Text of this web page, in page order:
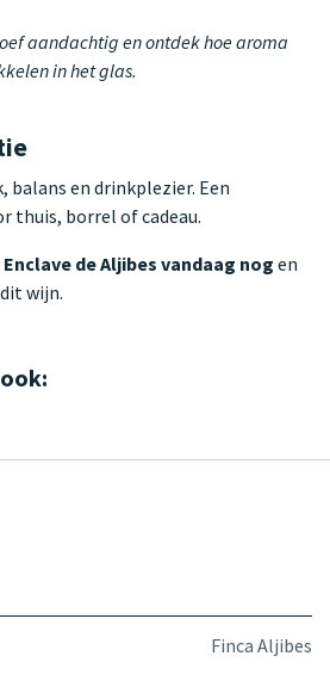
aandachtig en ontdek hoe aroma
in het glas.
balans en drinkplezier. Een
thuis, borrel of cadeau.
Enclave de Aljibes vandaag nog en
wijn.
Finca Aljibes